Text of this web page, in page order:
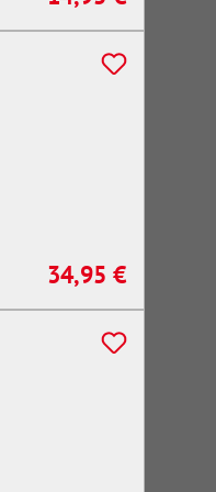
Regulärer Preis:
34,95 €